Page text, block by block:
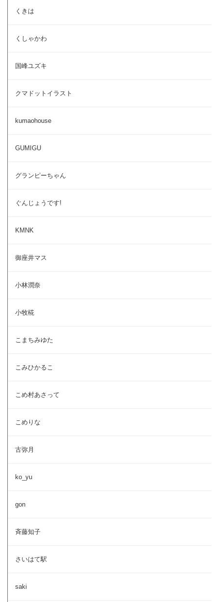
くきは
くしゃかわ
国峰ユズキ
クマドットイラスト
kumaohouse
GUMIGU
グランピーちゃん
ぐんじょうです!
KMNK
御座井マス
小林潤奈
小牧椛
こまちみゆた
こみひかるこ
こめ村あさって
こめりな
古弥月
ko_yu
gon
斉藤知子
さいはて駅
saki